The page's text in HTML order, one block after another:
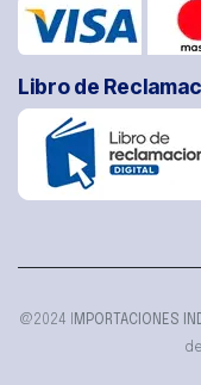
Libro de
@2024 I MPORTACIONES